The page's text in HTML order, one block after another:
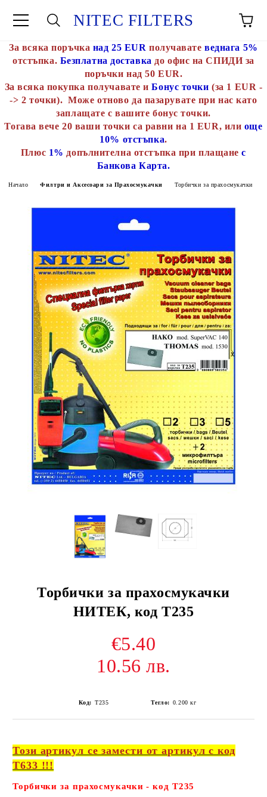
NITEC FILTERS
За всяка поръчка над 25 EUR получавате веднага 5%
отстъпка. Безплатна доставка до офис на СПИДИ за
поръчки над 50 EUR.
За всяка покупка получавате иБонус точки (за 1 EUR -
-> 2 точки). Може отново да пазарувате при нас като
заплащате с вашите бонус точки.
Тогава вече 20 ваши точки са равни на 1 EUR, или още
10% отстъпка.
Плюс 1% допълнителна отстъпка при плащанес
Банкова Карта.
Начало Филтри и Аксесоари за Прахосмукачки Торбички за прахосмукачки
Торбички за прахосмукачки
НИТЕК, код Т235
€5.40
10.56 лв.
Код: Т235 Тегло: 0.200 кг
Този артикул се замести от артикул с код
Т633 !!!
Торбички за прахосмукачки - код Т235